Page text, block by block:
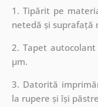
1. Tipărit pe
netedă și suprafață
2. Tapet
µm.
3. Datorită
la rupere și își